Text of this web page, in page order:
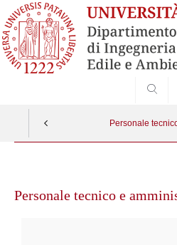
Personale
contenuto
Personale tecnico e